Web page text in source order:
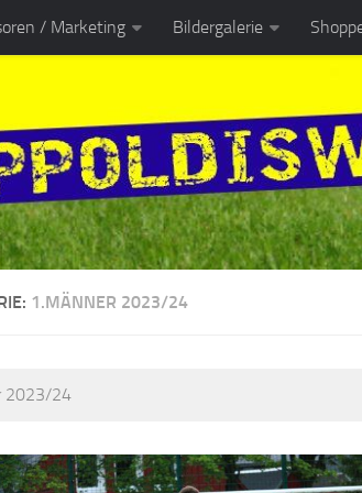
/ Marketing Bildergalerie
1.MÄNNER 2023/24
2023/24